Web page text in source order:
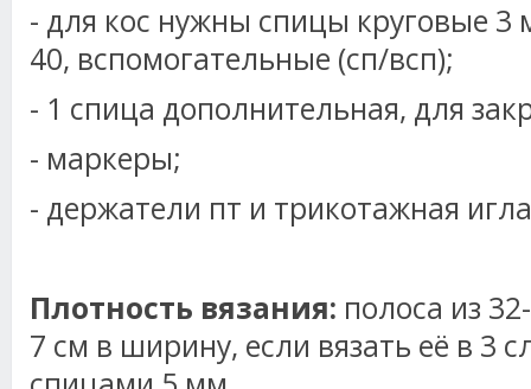
- для кос нужны спицы круговые
40, вспомогательные (сп/всп);
- 1 спица дополнительная, для
- маркеры;
- держатели пт и трикотажная
Плотность вязания: полоса из
7 см в ширину, если вязать её в 3